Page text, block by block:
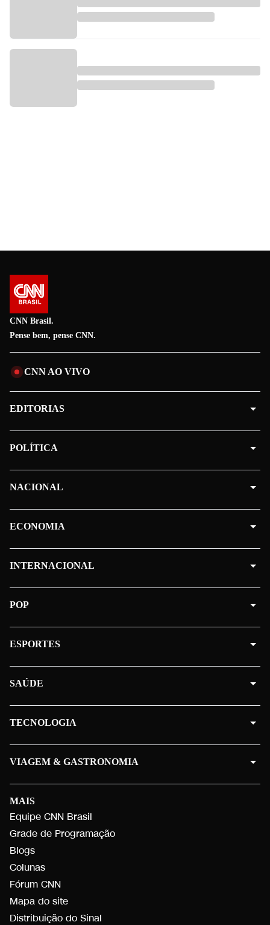
CNN Brasil.
Pense bem, pense CNN.
CNN AO VIVO
MAIS
Equipe CNN Brasil
Grade de Programação
Blogs
Colunas
Fórum CNN
Mapa do site
Distribuição do Sinal
EDITORIAS
POLÍTICA
NACIONAL
ECONOMIA
INTERNACIONAL
POP
ESPORTES
SAÚDE
TECNOLOGIA
VIAGEM & GASTRONOMIA